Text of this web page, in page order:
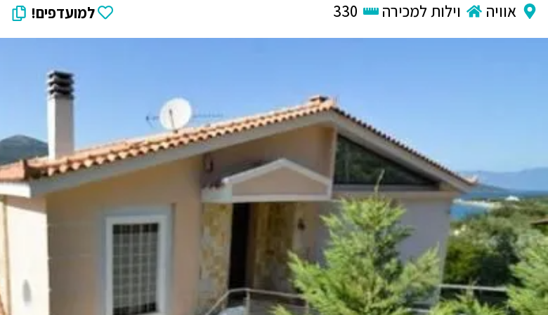
אוויה וילות למכירה 330 למועדפים!